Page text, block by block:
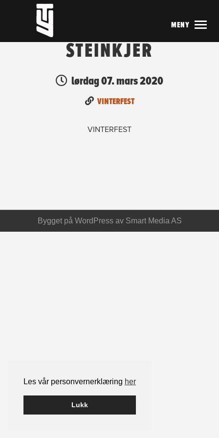
Les vår personvernerklæring her
Lukk
MENY
STEINKJER
lørdag 07. mars 2020
VINTERFEST
VINTERFEST
Bygget på WordPressav Smart Media AS